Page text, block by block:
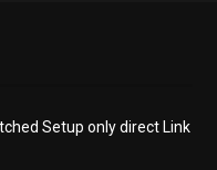
Setup only direct Link